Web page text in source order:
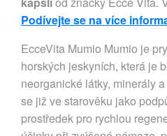
Podívejte se na více
EcceVita Mumio Mumio je
horských jeskyních, která je
neorganické látky, minerály
se již ve starověku jako
prostředek pro rychlou